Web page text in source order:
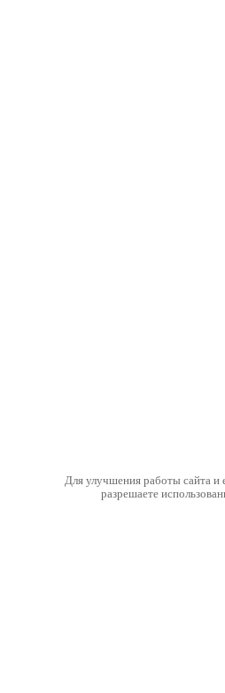
Для улучшения работы сайта и
разрешаете